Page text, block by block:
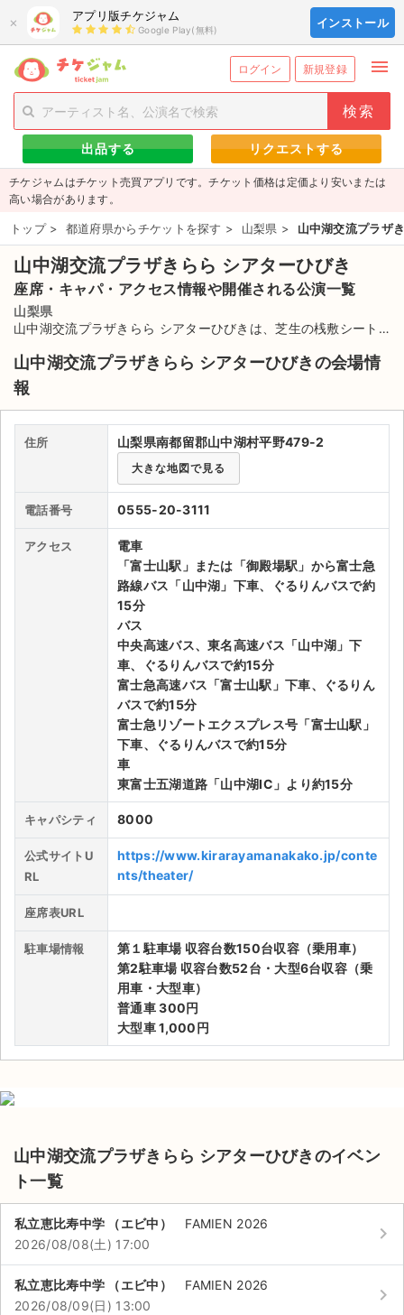
× アプリ版チケジャム
Google Play(無料) インストール
ログイン 新規登録 menu
person_add 新規会員登録 exit_to_app ログイン
チケットを探す
新着チケット
値下げしたチケット
都道府県からチケットを探す
もうすぐ開催のチケット
チケットのリクエスト一覧
取扱チケット
ライブ・コンサート（国内）
ライブ・コンサート（海外）
スポーツ
演劇・ミュージカル
手数料・お支払い方法
チケットジャム運営会社
チケットジャム利用規約
特定商取引法に基づく表記
出品する リクエストする
チケジャムはチケット売買アプリです。チケット価格は定価より安いまたは
高い場合があります。
トップ > 都道府県からチケットを探す > 山梨県 > 山中湖交流プラザ
山中湖交流プラザきらら シアターひびき
座席・キャパ・アクセス情報や開催される公演一覧
山梨県
山中湖交流プラザきらら シアターひびきは、芝生の桟敷シート
位置する南都留郡山中村にオープンした山中湖畔の交流施設内に
ある屋外ステージ。山中湖きららオープニング・フェスタのこけ
ら落とし公演は、渡辺美里による夏リサイタルであった。最新設
備を使用してのリサイタルコンサートだけでなくフリーマーケッ
ト、自動車・バイクのオフ会などにも使用可能。村民以外は有料
となる約200台できるの第1・第2パーキングエリアと、イベント
時には1,500台できるの臨時パーキングエリアが用意されるのが
特徴だ。施設内にレストランはないが、周辺のレストランおよび
民宿などの宿泊施設を使用するか、ピクニックを楽しむのも良
い。敷地内には遊具・ボードウォーク・芝生広場・テニスコート
などがあり、家族や恋人などが自然を満喫できる場所である。
「新宿駅」、「東京駅」からは直通バスで約130分ほど、「富士
山駅」、「河口湖駅」、「御殿場駅」から富士急路線バスを使
用。広大な敷地を持つため、待ち合わせはパーキングエリア傍の
休憩所がオススメ。
山中湖交流プラザきらら シアターひびきの会場情
報
住所 山梨県南都留郡山中湖村平野479-2
大きな地図で見る
電話番号 0555-20-3111
アクセス
電車
「富士山駅」または「御殿場駅」から富士急
路線バス「山中湖」下車、ぐるりんバスで約
15分
バス
中央高速バス、東名高速バス「山中湖」下
車、ぐるりんバスで約15分
富士急高速バス「富士山駅」下車、ぐるりん
バスで約15分
富士急リゾートエクスプレス号「富士山駅」
下車、ぐるりんバスで約15分
車
東富士五湖道路「山中湖IC」より約15分
キャパシティ 8000
公式サイトU
RL
https://www.kirarayamanakako.jp/conte
nts/theater/
座席表URL
駐車場情報
第１駐車場 収容台数150台収容（乗用車）
第2駐車場 収容台数52台・大型6台収容（乗
用車・大型車）
普通車 300円
大型車 1,000円
山中湖交流プラザきらら シアターひびきのイベン
ト一覧
私立恵比寿中学 （エビ中）
FAMIEN 2026
2026/08/08(土) 17:00
keyboard_arrow_right
私立恵比寿中学 （エビ中）
FAMIEN 2026
2026/08/09(日) 13:00
keyboard_arrow_right